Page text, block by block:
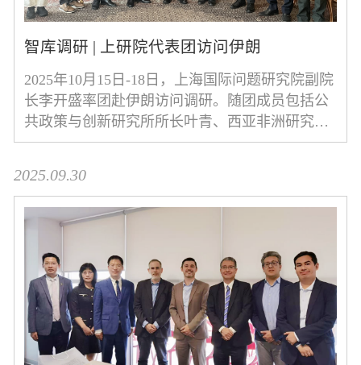
智库调研 | 上研院代表团访问伊朗
2025年10月15日-18日，上海国际问题研究院副院
长李开盛率团赴伊朗访问调研。随团成员包括公
共政策与创新研究所所长叶青、西亚非洲研究中
心副研究员金良祥、西亚非洲研究中心副研究员
2025.09.30